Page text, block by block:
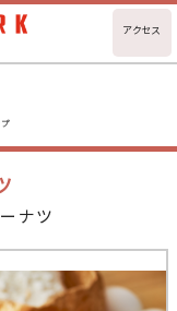
アクセス
ナツ